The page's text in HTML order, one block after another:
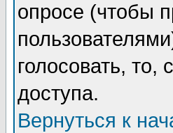
опросе (чтобы
голосовать, то,
доступа.
Вернуться к